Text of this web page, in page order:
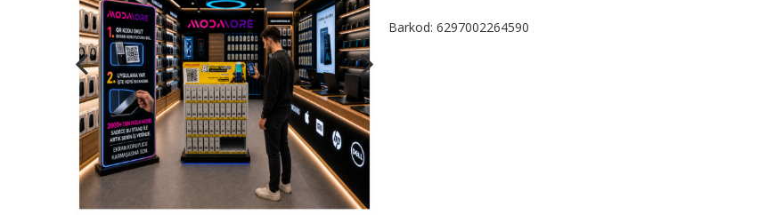
Barkod: 6297002264590